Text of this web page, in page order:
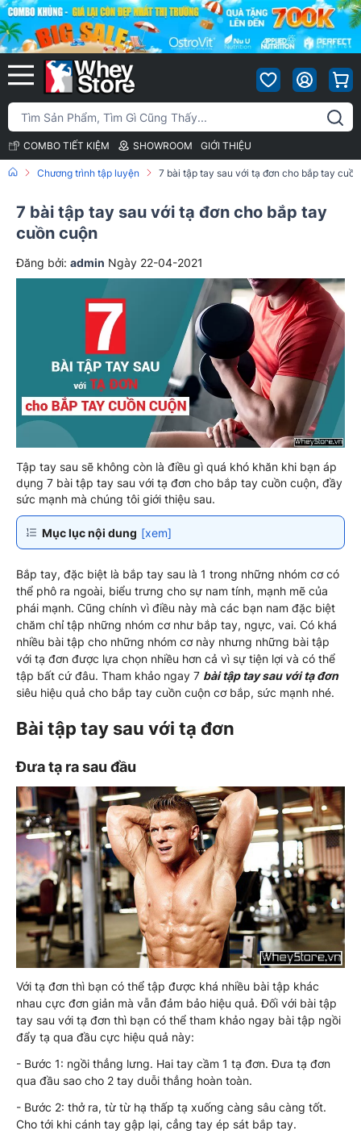
COMBO TIẾT KIỆM SHOWROOM GIỚI THIỆU
Chương trình tập luyện 7 bài tập tay sau với tạ đơn cho bắp tay
7 bài tập tay sau với tạ đơn cho bắp tay
cuồn cuộn
Đăng bởi: admin Ngày 22-04-2021
Tập tay sau sẽ không còn là điều gì quá khó khăn khi bạn áp
dụng 7 bài tập tay sau với tạ đơn cho bắp tay cuồn cuộn, đầy
sức mạnh mà chúng tôi giới thiệu sau.
Mục lục nội dung [xem]
Bắp tay, đặc biệt là bắp tay sau là 1 trong những nhóm cơ có
thể phô ra ngoài, biểu trưng cho sự nam tính, mạnh mẽ của
phái mạnh. Cũng chính vì điều này mà các bạn nam đặc biệt
chăm chỉ tập những nhóm cơ như bắp tay, ngực, vai. Có khá
nhiều bài tập cho những nhóm cơ này nhưng những bài tập
với tạ đơn được lựa chọn nhiều hơn cả vì sự tiện lợi và có thể
tập bất cứ đâu. Tham khảo ngay 7 bài tập tay sau với tạ đơn
siêu hiệu quả cho bắp tay cuồn cuộn cơ bắp, sức mạnh nhé.
Bài tập tay sau với tạ đơn
Đưa tạ ra sau đầu
Với tạ đơn thì bạn có thể tập được khá nhiều bài tập khác
nhau cực đơn giản mà vẫn đảm bảo hiệu quả. Đối với bài tập
tay sau với tạ đơn thì bạn có thể tham khảo ngay bài tập ngồi
đẩy tạ qua đầu cực hiệu quả này:
- Bước 1: ngồi thẳng lưng. Hai tay cầm 1 tạ đơn. Đưa tạ đơn
qua đầu sao cho 2 tay duỗi thẳng hoàn toàn.
- Bước 2: thở ra, từ từ hạ thấp tạ xuống càng sâu càng tốt.
Cho tới khi cánh tay gập lại, cẳng tay ép sát bắp tay.